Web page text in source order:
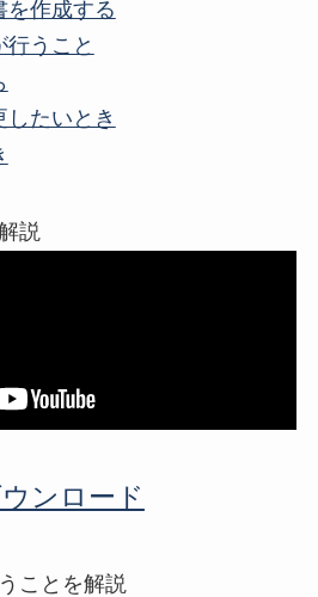
を作成する
うこと
たいとき
説
ンロード
ことを解説